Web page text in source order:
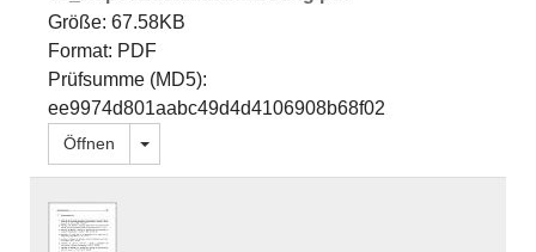
Größe: 67.58KB
Format: PDF
Prüfsumme (MD5):
ee9974d801aabc49d4d4106908b68f02
Öffnen Dropdown öffnen